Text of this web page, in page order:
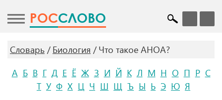
POCСЛОВО
Словарь Биология
Что такое АНОА?
А Б В Г Д Е Ё Ж З И Й К Л М Н О П Р С
Т У Ф Х Ц Ч Ш Щ Ъ Ы Ь Э Ю Я